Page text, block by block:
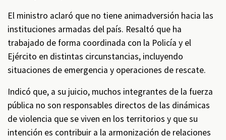
El ministro aclaró que no tiene animadversión hacia las
instituciones armadas del país. Resaltó que ha
trabajado de forma coordinada con la Policía y el
Ejército en distintas circunstancias, incluyendo
situaciones de emergencia y operaciones de rescate.
Indicó que, a su juicio, muchos integrantes de la fuerza
pública no son responsables directos de las dinámicas
de violencia que se viven en los territorios y que su
intención es contribuir a la armonización de relaciones